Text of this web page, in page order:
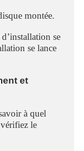
montée.
se
se lance
et
à quel
le